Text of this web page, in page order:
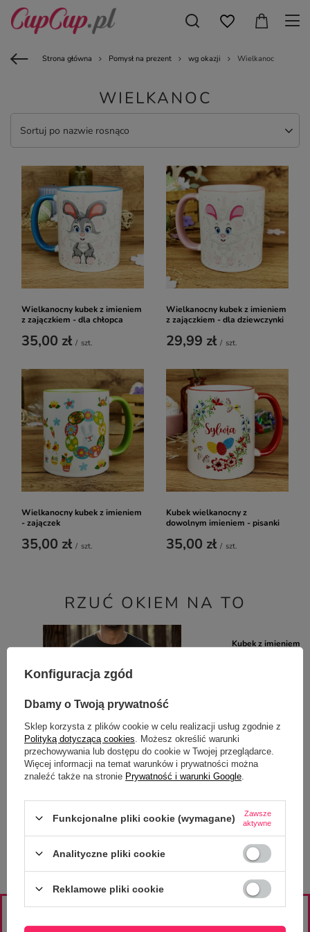
Strona główna Pomysł na prezent wg okazji Wielkanoc
WIELKANOC
Sortuj po nazwie rosnąco
Wielkanocny kubek z imieniem
z zajączkiem - dla chłopca
35,00 zł / szt.
Wielkanocny kubek z imieniem
z zajączkiem - dla dziewczynki
29,99 zł / szt.
Wielkanocny kubek z imieniem
- zajączek
35,00 zł / szt.
Kubek wielkanocny z
dowolnym imieniem - pisanki
35,00 zł / szt.
RZUĆ OKIEM NA TO
Śmieszna koszulka dla faceta -
59,00 zł / szt.
Kubek z imieniem
Konfiguracja zgód
Dbamy o Twoją prywatność
Sklep korzysta z plików cookie w celu realizacji usług zgodnie z
Polityką dotyczącą cookies . Możesz określić warunki
przechowywania lub dostępu do cookie w Twojej przeglądarce.
Więcej informacji na temat warunków i prywatności można
znaleźć także na stronie Prywatność i warunki Google
Funkcjonalne pliki cookie (wymagane)
Zawsze
aktywne
Analityczne pliki cookie
Reklamowe pliki cookie